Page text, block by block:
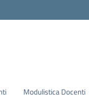
Modulistica Docenti